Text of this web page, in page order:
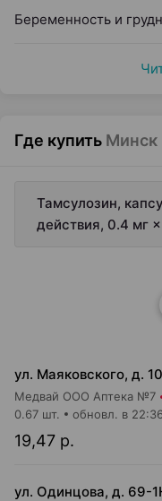
Беременность и
Где купить Минск
Тамсулозин,
действия, 0.4 мг
Медвай ООО Аптека №7
19,47 р.
0.67 шт. обновл. в 22:36
ул. Одинцова, д. 69-